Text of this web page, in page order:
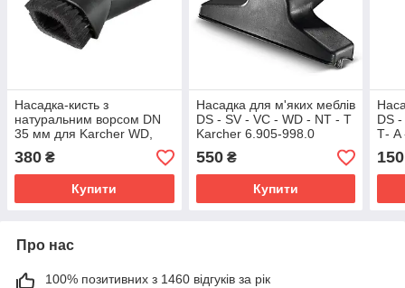
Насадка-кисть з
натуральним ворсом DN
35 мм для Karcher WD,
NT, Т, DS, VC, AD 6.903-
862.0
380 ₴
Купити
Насадка для м'яких меблів
DS - SV - VC - WD - NT - Т
Karcher 6.905-998.0
550₴
Купити
DS
Т- A
150
Про нас
100% позитивних з 1460 відгуків за рік